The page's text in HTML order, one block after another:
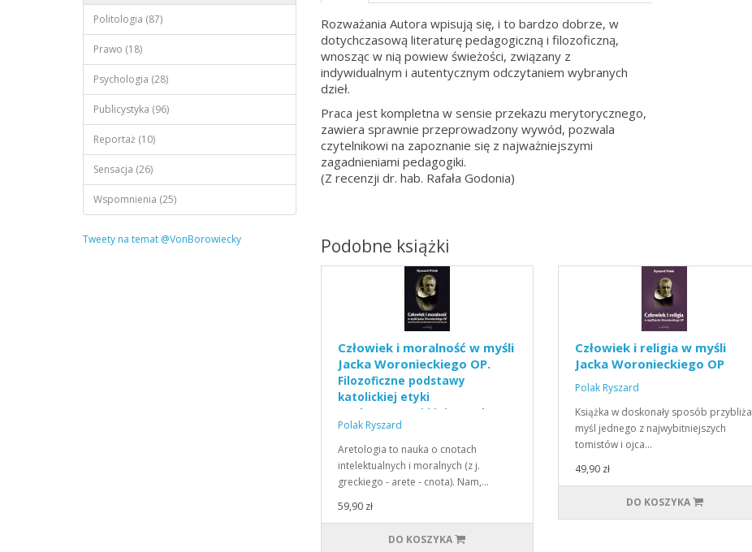
Politologia (87)
Prawo (18)
Psychologia (28)
Publicystyka (96)
Reportaż (10)
Sensacja (26)
Wspomnienia (25)
Tweety na temat @VonBorowiecky
Rozważania Autora wpisują się, i to bardzo dobrze, w
dotychczasową literaturę pedagogiczną i filozoficzną,
wnosząc w nią powiew świeżości, związany z
indywidualnym i autentycznym odczytaniem wybranych
dzieł.
Praca jest kompletna w sensie przekazu merytorycznego,
zawiera sprawnie przeprowadzony wywód, pozwala
czytelnikowi na zapoznanie się z najważniejszymi
zagadnieniami pedagogiki.
(Z recenzji dr. hab. Rafała Godonia)
Podobne książki
Człowiek i moralność w myśli
Jacka Woronieckiego OP.
Filozoficzne podstawy
katolickiej etyki
wychowawczej i jej zasady
Polak Ryszard
Aretologia to nauka o cnotach
intelektualnych i moralnych (z j.
greckiego - arete - cnota). Nam,…
59,90 zł
DO KOSZYKA
Człowiek i religia w myśli
Jacka Woronieckiego OP
Polak Ryszard
Książka w doskonały sposób przybliża
myśl jednego z najwybitniejszych
tomistów i ojca…
49,90 zł
DO KOSZYKA